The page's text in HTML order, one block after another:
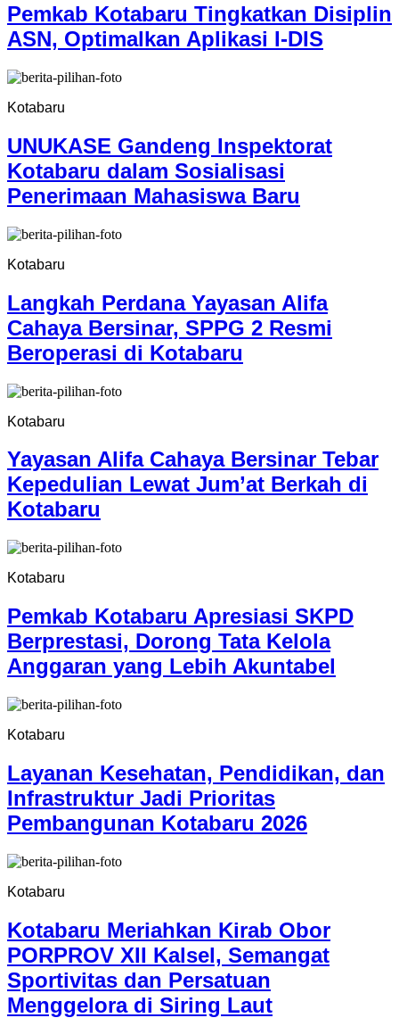
Pemkab Kotabaru Tingkatkan Disiplin
ASN, Optimalkan Aplikasi I-DIS
Kotabaru
UNUKASE Gandeng Inspektorat
Kotabaru dalam Sosialisasi
Penerimaan Mahasiswa Baru
Kotabaru
Langkah Perdana Yayasan Alifa
Cahaya Bersinar, SPPG 2 Resmi
Beroperasi di Kotabaru
Kotabaru
Yayasan Alifa Cahaya Bersinar Tebar
Kepedulian Lewat Jum’at Berkah di
Kotabaru
Kotabaru
Pemkab Kotabaru Apresiasi SKPD
Berprestasi, Dorong Tata Kelola
Anggaran yang Lebih Akuntabel
Kotabaru
Layanan Kesehatan, Pendidikan, dan
Infrastruktur Jadi Prioritas
Pembangunan Kotabaru 2026
Kotabaru
Kotabaru Meriahkan Kirab Obor
PORPROV XII Kalsel, Semangat
Sportivitas dan Persatuan
Menggelora di Siring Laut